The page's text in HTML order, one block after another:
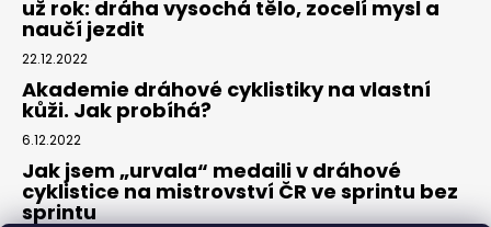
už rok: dráha vysochá tělo, zocelí mysl a
naučí jezdit
22.12.2022
Akademie dráhové cyklistiky na vlastní
kůži. Jak probíhá?
6.12.2022
Jak jsem „urvala“ medaili v dráhové
cyklistice na mistrovství ČR ve sprintu bez
sprintu